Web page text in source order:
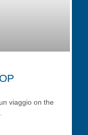
viaggio on the